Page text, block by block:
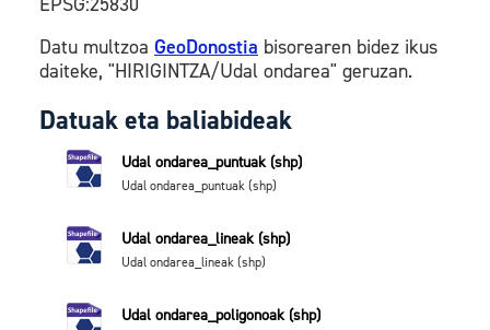
Datu multzoa GeoDonostia bisorearen bidez ikus
daiteke, "HIRIGINTZA/Udal ondarea" geruzan.
Datuak eta baliabideak
Udal ondarea_puntuak (shp)
Udal ondarea_puntuak (shp)
Udal ondarea_lineak (shp)
Udal ondarea_lineak (shp)
Udal ondarea_poligonoak (shp)